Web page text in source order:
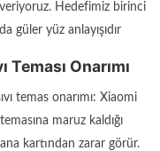
Hedefimiz birinci
güler yüz anlayışıdır
Onarımı
temas onarımı: Xiaomi
maruz kaldığı
kartından zarar görür.